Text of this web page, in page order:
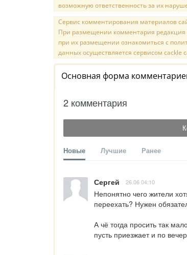
возможную ответственность за их
Сервис комментирования материалов
При размещении комментария редакция
при их размещении ознакомиться с
данных осуществляется сервисом cackle
Основная форма
2 комментария
Новые Лучшие Ранее
Сергей 26.06 04:10
Непонятно чего жители
переехать? Нужен
А чё тогда просить так
пусть приезжает и по